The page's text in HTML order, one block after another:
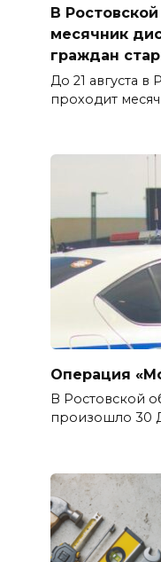
В
месячник
граждан
До 21 августа в
проходит
Операция
В Ростовской
произошло 30